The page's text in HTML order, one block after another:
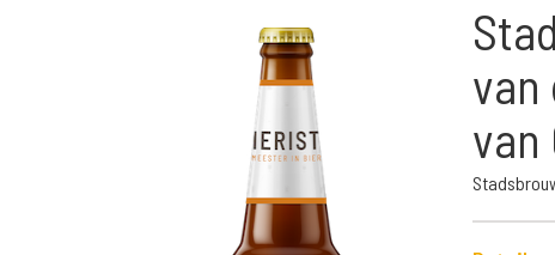
van
van